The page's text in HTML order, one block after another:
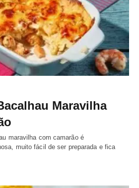
Maravilha
maravilha com camarão é
muito fácil de ser preparada e fica